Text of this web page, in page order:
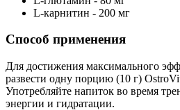
L-карнитин - 200 мг
Способ применения
Для достижения максимального
развести одну порцию (10 г)
Употребляйте напиток во время
энергии и гидратации.